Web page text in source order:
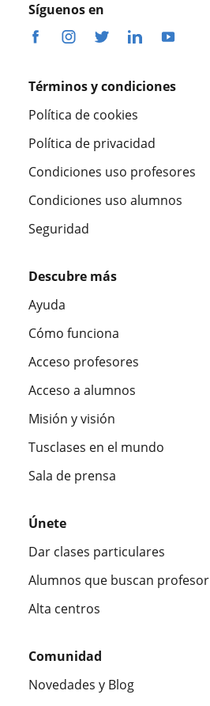
Síguenos en
Términos y condiciones
Política de cookies
Política de privacidad
Condiciones uso profesores
Condiciones uso alumnos
Seguridad
Descubre más
Ayuda
Cómo funciona
Acceso profesores
Acceso a alumnos
Misión y visión
Tusclases en el mundo
Sala de prensa
Únete
Dar clases particulares
Alumnos que buscan profesor
Alta centros
Comunidad
Novedades y Blog